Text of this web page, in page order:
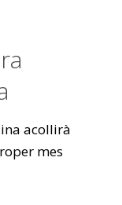
acollirà
mes